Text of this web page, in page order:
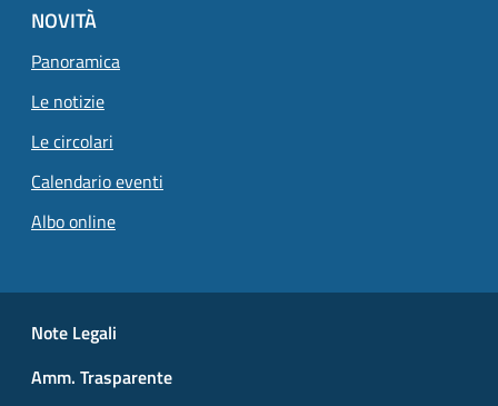
NOVITÀ
Panoramica
Le notizie
Le circolari
Calendario eventi
Albo online
Small prints
Note Legali
Amm. Trasparente